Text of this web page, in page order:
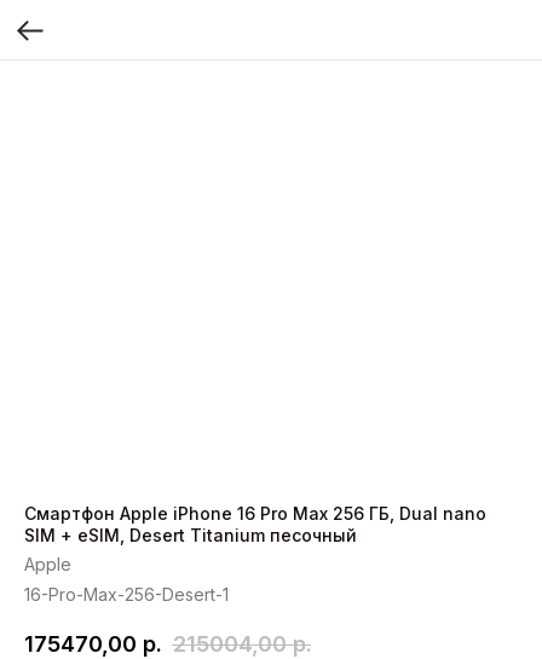
Смартфон Apple iPhone 16 Pro Max 256 ГБ, Dual nano
SIM + eSIM, Desert Titanium песочный
Apple
16-Pro-Max-256-Desert-1
175470,00 р. 215004,00 р.